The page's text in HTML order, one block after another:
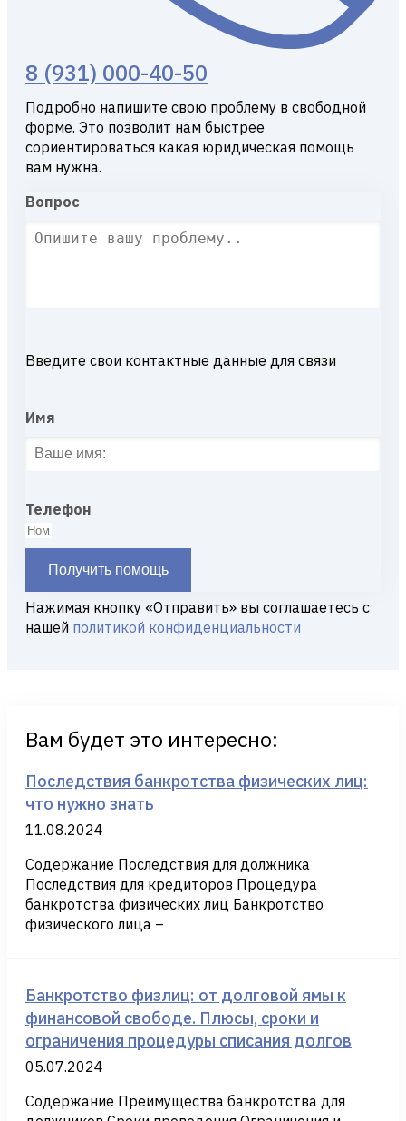
8 (931) 000-40-50
Подробно напишите свою проблему в свободной
форме. Это позволит нам быстрее
сориентироваться какая юридическая помощь
вам нужна.
Вопрос
Введите свои контактные данные для связи
Имя
Телефон
Получить помощь
Нажимая кнопку «Отправить» вы соглашаетесь с
нашей политикой конфиденциальности
Вам будет это интересно:
Последствия банкротства физических лиц:
что нужно знать
11.08.2024
Содержание Последствия для должника
Последствия для кредиторов Процедура
банкротства физических лиц Банкротство
физического лица –
Банкротство физлиц: от долговой ямы к
финансовой свободе. Плюсы, сроки и
ограничения процедуры списания долгов
05.07.2024
Содержание Преимущества банкротства для